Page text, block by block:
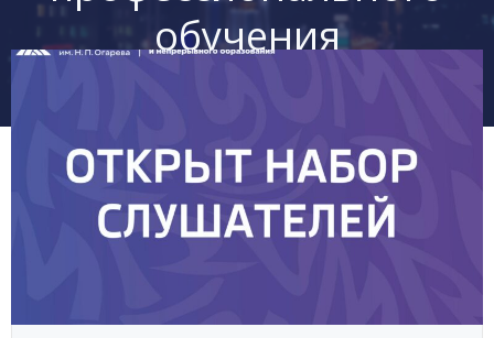
обучения